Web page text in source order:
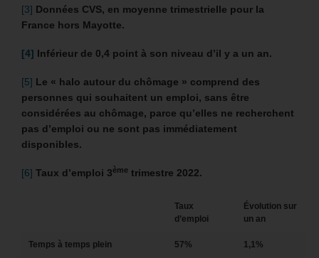
[3] Données CVS, en moyenne trimestrielle pour la
France hors Mayotte.
[4] Inférieur de 0,4 point à son niveau d’il y a un an.
[5] Le « halo autour du chômage » comprend des
personnes qui souhaitent un emploi, sans être
considérées au chômage, parce qu’elles ne recherchent
pas d’emploi ou ne sont pas immédiatement
disponibles.
[6] Taux d’emploi 3ème trimestre 2022.
Taux
d’emploi
Évolution sur
un an
Temps à temps plein 57% 1,1%